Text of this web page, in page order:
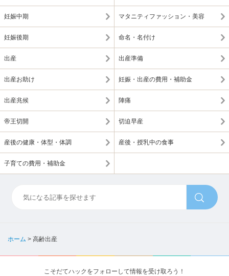
妊娠中期 マタニティファッション・美容
妊娠後期 命名・名付け
出産 出産準備
出産お助け 妊娠・出産の費用・補助金
出産兆候 陣痛
帝王切開 切迫早産
産後の健康・体型・体調 産後・授乳中の食事
子育ての費用・補助金
ホーム > 高齢出産
こそだてハックをフォローして情報を受け取ろう！